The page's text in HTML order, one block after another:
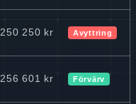
250 250 kr Avyttring
256 601 kr Förvärv